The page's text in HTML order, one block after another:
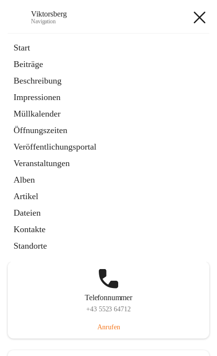
Viktorsberg
Navigation
Start
Beiträge
Beschreibung
Impressionen
Müllkalender
Öffnungszeiten
Veröffentlichungsportal
Veranstaltungen
Alben
Artikel
Dateien
Kontakte
Standorte
1 Schnellzugriff
Bürgerservice
10 Schnellzugriffe
Telefonnummer
+43 5523 64712
Anrufen